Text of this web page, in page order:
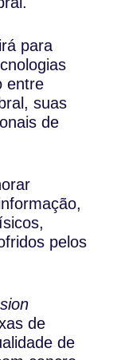
para
entre
suas
de
pelos
de
de